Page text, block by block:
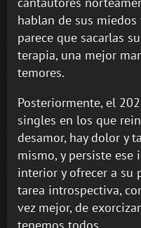
hablan de sus
parece que sacarlas
terapia, una mejor
temores.
Posteriormente, el
singles en los que
desamor, hay dolor y
mismo, y persiste ese
interior y ofrecer a su
tarea introspectiva,
vez mejor, de